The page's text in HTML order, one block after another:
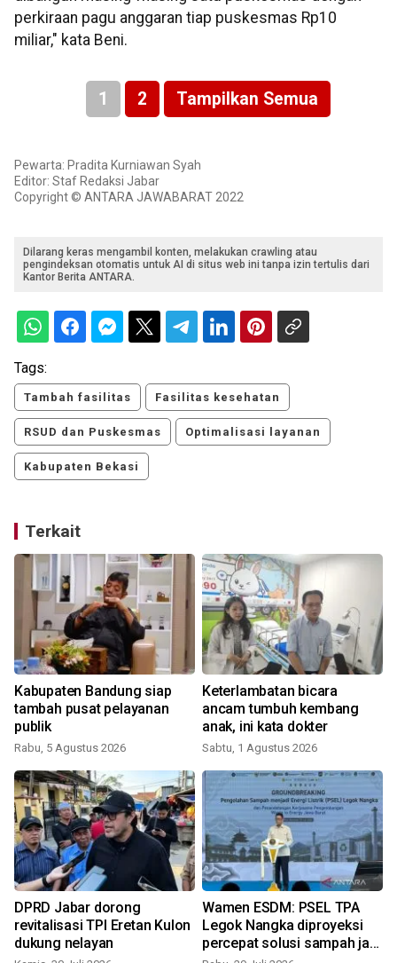
perkiraan pagu anggaran tiap puskesmas Rp10
miliar," kata Beni.
1 2 Tampilkan Semua
Pewarta: Pradita Kurniawan Syah
Editor: Staf Redaksi Jabar
Copyright © ANTARA JAWABARAT 2022
Dilarang keras mengambil konten, melakukan crawling atau
pengindeksan otomatis untuk AI di situs web ini tanpa izin tertulis dari
Kantor Berita ANTARA.
Tags:
Tambah fasilitas Fasilitas kesehatan
RSUD dan Puskesmas Optimalisasi layanan
Kabupaten Bekasi
Terkait
Kabupaten Bandung siap
tambah pusat pelayanan
publik
Rabu, 5 Agustus 2026
Keterlambatan bicara
ancam tumbuh kembang
anak, ini kata dokter
Sabtu, 1 Agustus 2026
DPRD Jabar dorong
revitalisasi TPI Eretan Kulon
dukung nelayan
Wamen ESDM: PSEL TPA
Legok Nangka diproyeksi
percepat solusi sampah jadi